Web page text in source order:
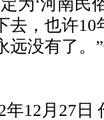
‘河南民
去，也许10
远没有了。
12月27日